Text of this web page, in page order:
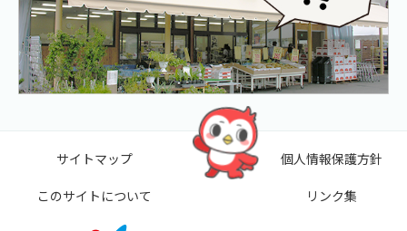
サイトマップ
このサイトについて
個人情報保護方針
リンク集